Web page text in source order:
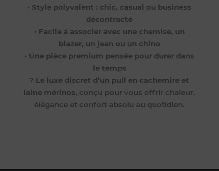
• Style polyvalent : chic, casual ou business
décontracté
• Facile à associer avec une chemise, un
blazer, un jean ou un chino
• Une pièce premium pensée pour durer dans
le temps
? Le luxe discret d’un pull en cachemire et
laine mérinos, conçu pour vous offrir chaleur,
élégance et confort absolu au quotidien.